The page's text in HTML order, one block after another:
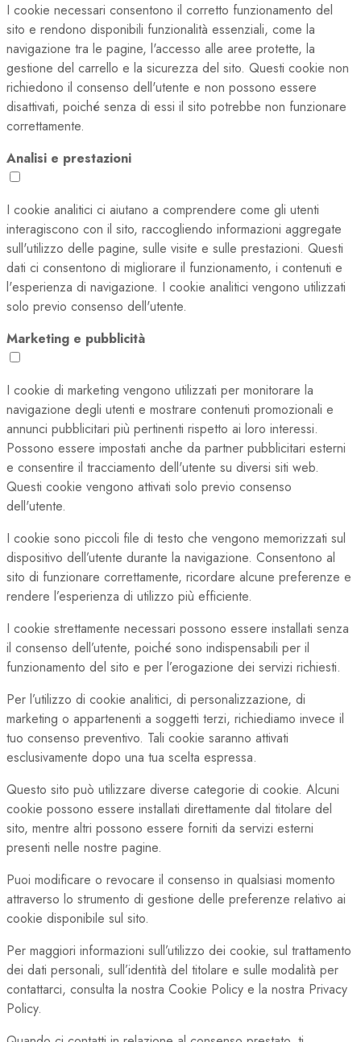
I cookie necessari consentono il corretto funzionamento del
sito e rendono disponibili funzionalità essenziali, come la
navigazione tra le pagine, l'accesso alle aree protette, la
gestione del carrello e la sicurezza del sito. Questi cookie non
richiedono il consenso dell'utente e non possono essere
disattivati, poiché senza di essi il sito potrebbe non funzionare
correttamente.
Analisi e prestazioni
I cookie analitici ci aiutano a comprendere come gli utenti
interagiscono con il sito, raccogliendo informazioni aggregate
sull'utilizzo delle pagine, sulle visite e sulle prestazioni. Questi
dati ci consentono di migliorare il funzionamento, i contenuti e
l'esperienza di navigazione. I cookie analitici vengono utilizzati
solo previo consenso dell'utente.
Marketing e pubblicità
I cookie di marketing vengono utilizzati per monitorare la
navigazione degli utenti e mostrare contenuti promozionali e
annunci pubblicitari più pertinenti rispetto ai loro interessi.
Possono essere impostati anche da partner pubblicitari esterni
e consentire il tracciamento dell'utente su diversi siti web.
Questi cookie vengono attivati solo previo consenso
dell'utente.
I cookie sono piccoli file di testo che vengono memorizzati sul
dispositivo dell’utente durante la navigazione. Consentono al
sito di funzionare correttamente, ricordare alcune preferenze e
rendere l’esperienza di utilizzo più efficiente.
I cookie strettamente necessari possono essere installati senza
il consenso dell’utente, poiché sono indispensabili per il
funzionamento del sito e per l’erogazione dei servizi richiesti.
Per l’utilizzo di cookie analitici, di personalizzazione, di
marketing o appartenenti a soggetti terzi, richiediamo invece il
tuo consenso preventivo. Tali cookie saranno attivati
esclusivamente dopo una tua scelta espressa.
Questo sito può utilizzare diverse categorie di cookie. Alcuni
cookie possono essere installati direttamente dal titolare del
sito, mentre altri possono essere forniti da servizi esterni
presenti nelle nostre pagine.
Puoi modificare o revocare il consenso in qualsiasi momento
attraverso lo strumento di gestione delle preferenze relativo ai
cookie disponibile sul sito.
Per maggiori informazioni sull’utilizzo dei cookie, sul trattamento
dei dati personali, sull’identità del titolare e sulle modalità per
contattarci, consulta la nostra Cookie Policy e la nostra Privacy
Policy.